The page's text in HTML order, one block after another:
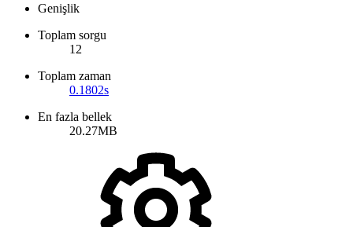
Genişlik
Toplam sorgu
12
Toplam zaman
0.1802s
En fazla bellek
20.27MB